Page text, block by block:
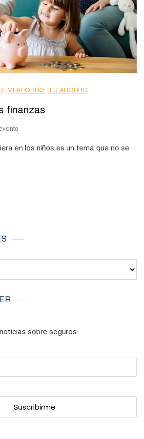
MI AHORRO TU AHORRO
finanzas
en los niños es un tema que no se
sobre seguros.